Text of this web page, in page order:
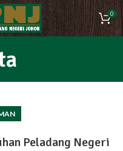
0
Peladang Negeri